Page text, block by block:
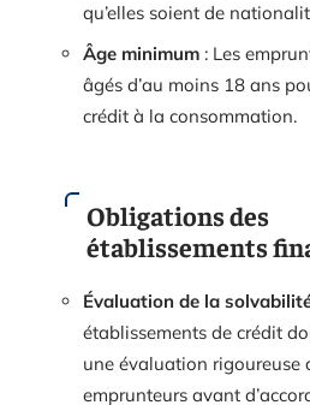
qu’elles soient de
Âge minimum : Les
âgés d’au moins 18 ans
crédit à la consommation.
Obligations des
établissements
Évaluation de la
établissements de crédit
une évaluation rigoureuse
emprunteurs avant